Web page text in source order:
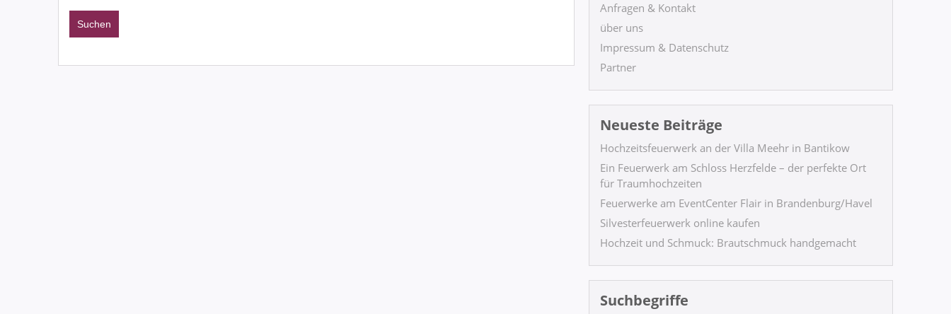
Anfragen & Kontakt
über uns
Impressum & Datenschutz
Partner
Neueste Beiträge
Hochzeitsfeuerwerk an der Villa Meehr in Bantikow
Ein Feuerwerk am Schloss Herzfelde – der perfekte Ort
für Traumhochzeiten
Feuerwerke am EventCenter Flair in Brandenburg/Havel
Silvesterfeuerwerk online kaufen
Hochzeit und Schmuck: Brautschmuck handgemacht
Suchbegriffe